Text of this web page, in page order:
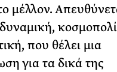
μέλλον.
που θέλει μια
για τα δικά της